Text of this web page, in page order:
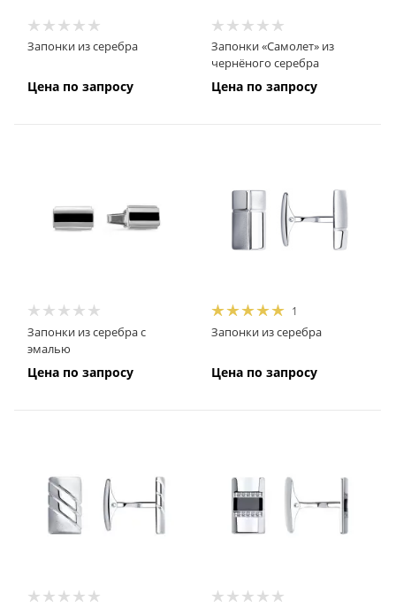
Запонки из серебра
Цена по запросу
Запонки «Самолет» из
чернёного серебра
Цена по запросу
Запонки из серебра с
эмалью
Цена по запросу
1
Запонки из серебра
Цена по запросу